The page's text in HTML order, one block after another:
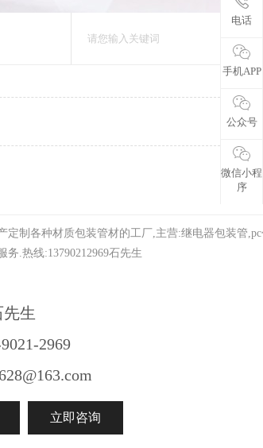
定制各种材质包装管材的工厂,主营:继电器包装管
.热线:13790212969石先生
生
2969
立即咨询
电话
手机APP
公众号
微信小程
序